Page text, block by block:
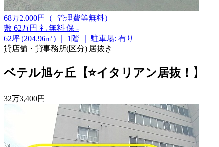
68万2,000円 （+管理費等無料）
敷 62万円 礼 無料 保 -
62坪 (204.96㎡)
1階
駐車場: 有り
貸店舗・貸事務所(区分) 居抜き
ベテル旭ヶ丘【⭐イタリアン居抜！】
32万3,400円